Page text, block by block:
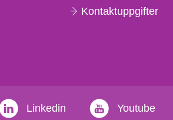
Kontaktuppgifter
Linkedin Youtube